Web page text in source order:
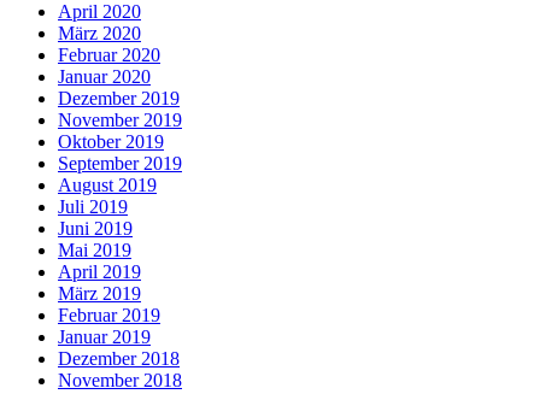
April 2020
März 2020
Februar 2020
Januar 2020
Dezember 2019
November 2019
Oktober 2019
September 2019
August 2019
Juli 2019
Juni 2019
Mai 2019
April 2019
März 2019
Februar 2019
Januar 2019
Dezember 2018
November 2018